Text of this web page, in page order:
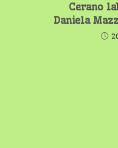
Cerano
Daniela